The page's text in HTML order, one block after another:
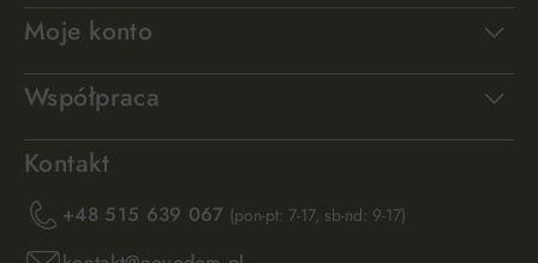
Moje konto
Współpraca
Kontakt
+48 515 639 067 (pon-pt: 7-17, sb-nd: 9-17)